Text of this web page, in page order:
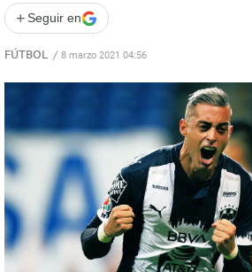
+ Seguir en
FÚTBOL / 8 marzo 2021 04:56